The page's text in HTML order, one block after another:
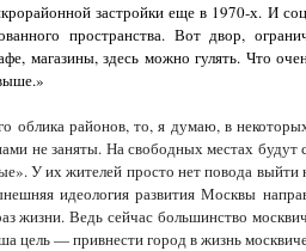
застройки еще в 1970-х. И
пространства. Вот двор,
магазины, здесь можно гулять. Что
облика районов, то, я думаю, в
не заняты. На свободных местах
У их жителей просто нет повода
идеология развития Москвы
жизни. Ведь сейчас большинство
цель — привнести город в жизнь